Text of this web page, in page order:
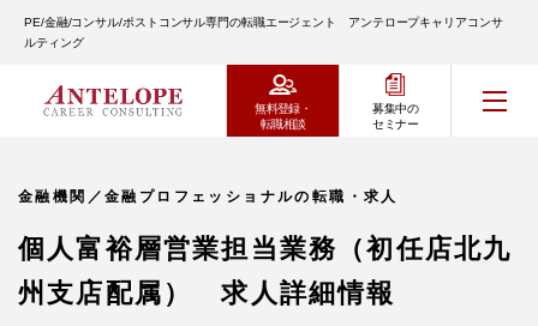
PE/金融/コンサル/ポストコンサル専門の転職エージェント アンテロープキャリアコンサ
ルティング
無料登録・
転職相談
募集中の
セミナー
金融機関／金融プロフェッショナルの転職・求人
個人富裕層営業担当業務（初任店北九
州支店配属） 求人詳細情報